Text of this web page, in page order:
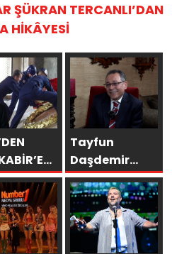
ŞÜKRAN TERCANLI’DAN
HİKÂYESİ
Tayfun
Daşdemir
Besteliyor
ama
hedeflerine
ulaştıramıyor